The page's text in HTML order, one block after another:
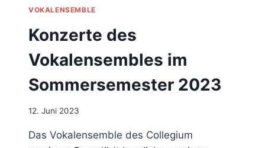
VOKALENSEMBLE
Konzerte des
Vokalensembles im
Sommersemester 2023
12. Juni 2023
Das Vokalensemble des Collegium